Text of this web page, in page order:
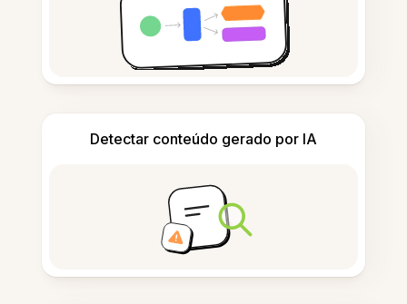
Detectar conteúdo gerado por IA